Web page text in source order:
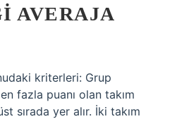
AVERAJA
kriterleri: Grup
fazla puanı olan takım
sırada yer alır. İki takım